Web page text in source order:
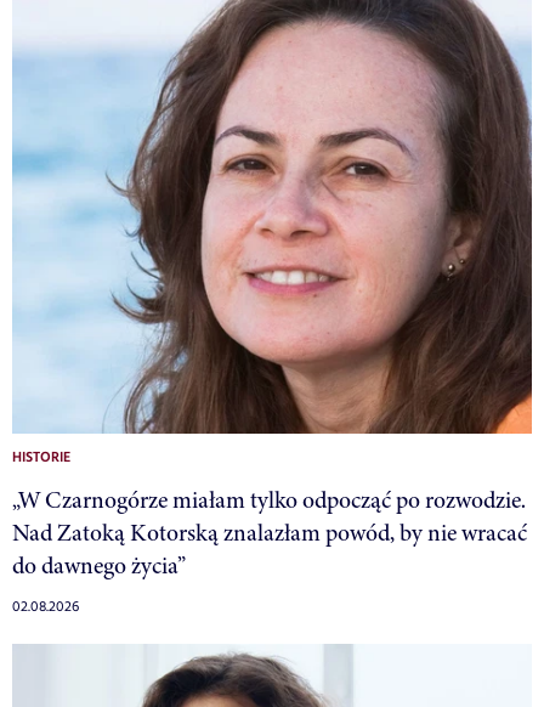
HISTORIE
„W Czarnogórze miałam tylko odpocząć po rozwodzie.
Nad Zatoką Kotorską znalazłam powód, by nie wracać
do dawnego życia”
02.08.2026